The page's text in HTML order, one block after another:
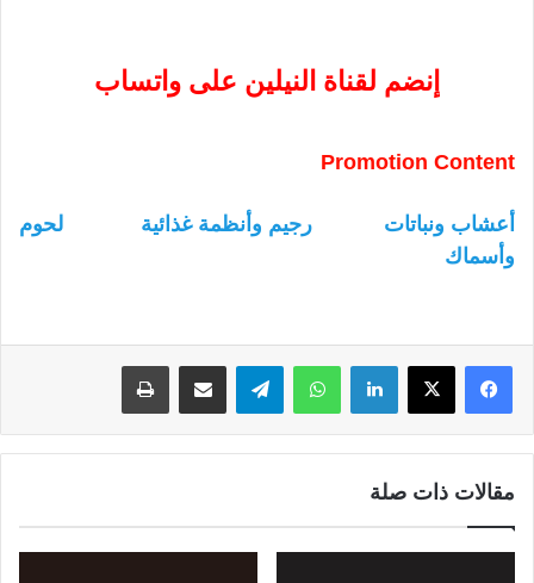
إنضم لقناة النيلين على واتساب
Promotion Content
أعشاب ونباتات رجيم وأنظمة غذائية
لحوم
وأسماك
لينكدإن واتساب
مقالات ذات صلة